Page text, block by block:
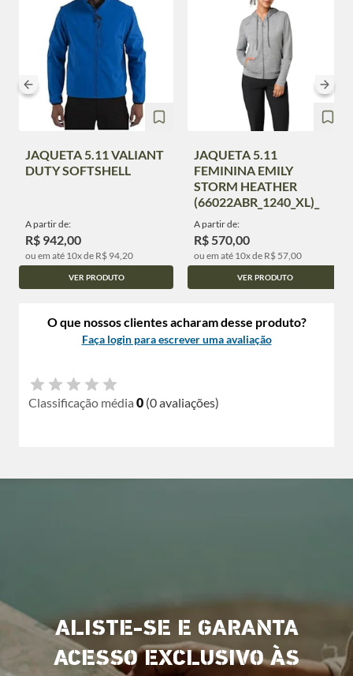
JAQUETA 5.11 VALIANT
DUTY SOFTSHELL
A partir de:
R$ 942,00
ou em até 10x de R$ 94,20
VER PRODUTO
JAQUETA 5.11
FEMININA EMILY
STORM HEATHER
(66022ABR_1240_XL)_
A partir de:
R$ 570,00
ou em até 10x de R$ 57,00
VER PRODUTO
O que nossos clientes acharam desse produto?
Faça login para escrever uma avaliação
Classificação média 0 (0 avaliações)
ALISTE-SE E GARANTA
ACESSO EXCLUSIVO ÀS